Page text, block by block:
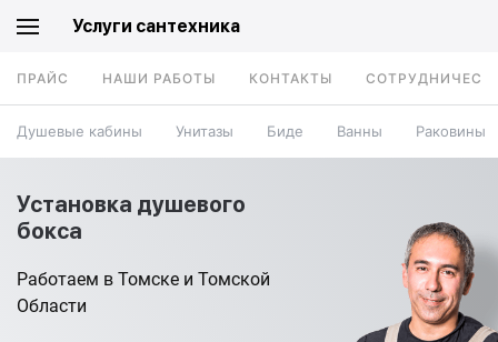
Услуги сантехника
ПРАЙС НАШИ РАБОТЫ КОНТАКТЫ
Душевые кабины Унитазы Биде Ванны Раковины
Установка душевого
бокса
Работаем в Томске и Томской
Области